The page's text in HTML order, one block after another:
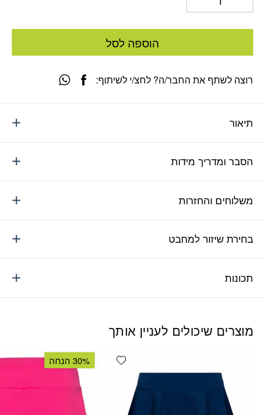
הוספה לסל
תיאור
הסבר ומדריך מידות
משלוחים והחזרות
בחירת שיזור למחבט
תכונות
רוצה לשתף את החבר/ה? לחצ/י לשיתוף:
מוצרים שיכולים לעניין אותך
Add wishlist
30% הנחה